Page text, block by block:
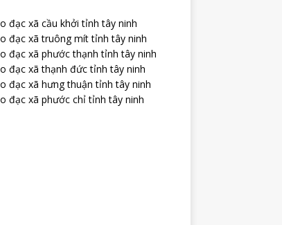
đạc xã cầu khởi tỉnh tây ninh
đạc xã truông mít tỉnh tây ninh
đạc xã phước thạnh tỉnh tây ninh
đạc xã thạnh đức tỉnh tây ninh
đạc xã hưng thuận tỉnh tây ninh
đạc xã phước chỉ tỉnh tây ninh